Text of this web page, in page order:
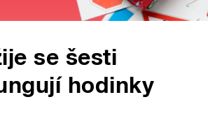
se šesti
hodinky